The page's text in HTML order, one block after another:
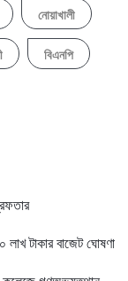
নোয়াখালী
বিএনপি
টাকার বাজেট ঘোষণা